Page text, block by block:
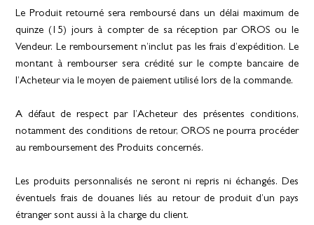
Le Produit retourné sera remboursé dans un délai maximum de
quinze (15) jours à compter de sa réception par OROS ou le
Vendeur. Le remboursement n’inclut pas les frais d’expédition. Le
montant à rembourser sera crédité sur le compte bancaire de
l’Acheteur via le moyen de paiement utilisé lors de la commande.
A défaut de respect par l’Acheteur des présentes conditions,
notamment des conditions de retour, OROS ne pourra procéder
au remboursement des Produits concernés.
Les produits personnalisés ne seront ni repris ni échangés. Des
éventuels frais de douanes liés au retour de produit d’un pays
étranger sont aussi à la charge du client.